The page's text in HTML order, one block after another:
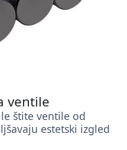
ventile
štite ventile od
estetski izgled